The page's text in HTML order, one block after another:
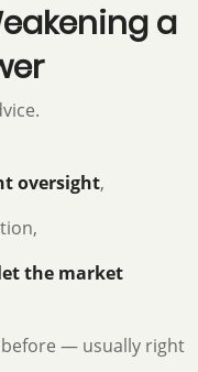
a
oversight,
the market
before — usually right